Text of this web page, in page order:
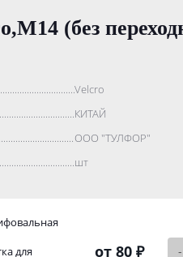
(без
Velcro
КИТАЙ
ООО "ТУЛФОР"
шт
для
от 80 ₽ -